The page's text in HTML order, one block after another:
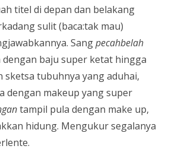
titel di depan dan belakang
sulit (baca:tak mau)
Sangpecahbelah
baju super ketat hingga
sketsa tubuhnya yang aduhai,
dengan makeup yang super
tampil pula dengan make up,
hidung. Mengukur segalanya